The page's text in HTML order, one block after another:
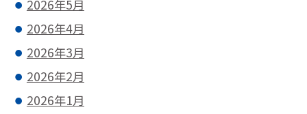
2026年5月
2026年4月
2026年3月
2026年2月
2026年1月